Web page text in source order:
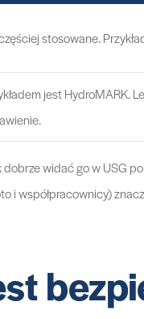
stosowane.
jest HydroMARK.
widać go w USG
i współpracownicy)